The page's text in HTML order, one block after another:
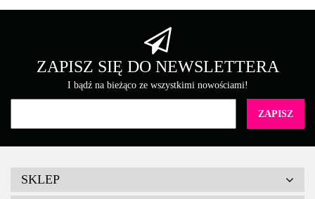
Brother
ZAPISZ SIĘ DO NEWSLETTERA
I bądź na bieżąco ze wszystkimi nowościami!
SKLEP